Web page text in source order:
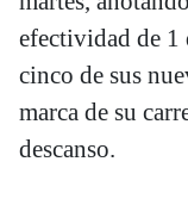
efectividad de 1
cinco de sus
marca de su
descanso.